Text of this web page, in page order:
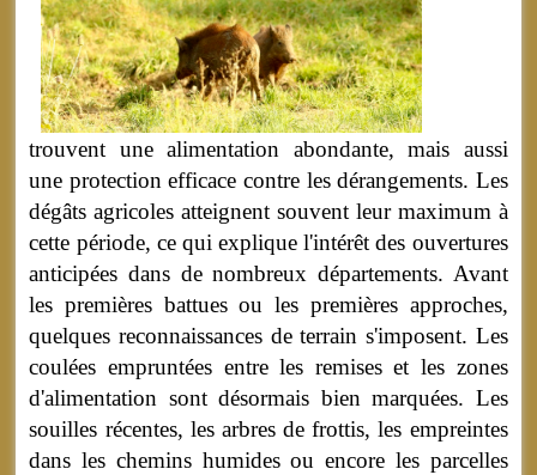
trouvent une alimentation abondante, mais aussi
une protection efficace contre les dérangements. Les
dégâts agricoles atteignent souvent leur maximum à
cette période, ce qui explique l'intérêt des ouvertures
anticipées dans de nombreux départements. Avant
les premières battues ou les premières approches,
quelques reconnaissances de terrain s'imposent. Les
coulées empruntées entre les remises et les zones
d'alimentation sont désormais bien marquées. Les
souilles récentes, les arbres de frottis, les empreintes
dans les chemins humides ou encore les parcelles